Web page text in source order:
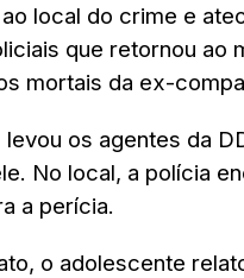
local do crime e
que retornou ao
mortais da ex-
levou os agentes da
No local, a polícia
a perícia.
o adolescente